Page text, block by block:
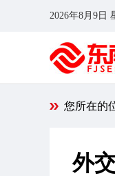
2026年8月9日
您所在的
外